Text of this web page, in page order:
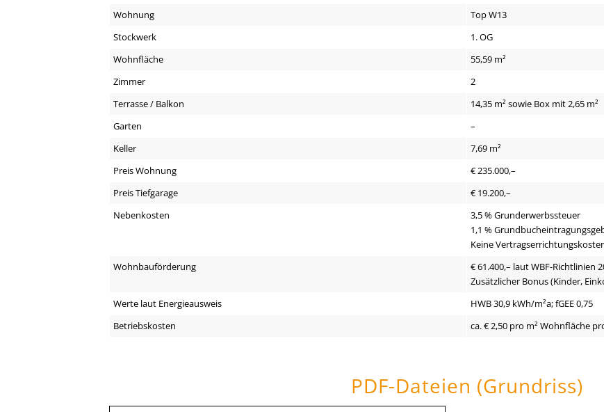
Wohnung
Top W13
Stockwerk
1. OG
Wohnfläche
55,59 m²
Zimmer
2
Terrasse / Balkon
14,35 m² sowie Box mit 2,65 m²
Garten
–
Keller
7,69 m²
Preis Wohnung
€ 235.000,–
Preis Tiefgarage
€ 19.200,–
Nebenkosten
3,5 % Grunderwerbssteuer
1,1 %
Keine
Wohnbauförderung
€ 61.400,– laut WBF-Richtlinien
Zusätzlicher Bonus (Kinder,
Werte laut Energieausweis
HWB 30,9 kWh/m²a; fGEE 0,75
Betriebskosten
ca. € 2,50 pro m² Wohnfläche
PDF-Dateien (Grundriss)